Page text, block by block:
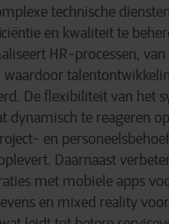
technische
en kwaliteit te
HR-processen,
waardoor
De flexibiliteit van het
dynamisch te reageren op
en
Daarnaast
met mobiele apps
en mixed reality